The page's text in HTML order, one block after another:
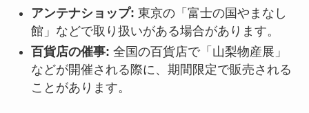
アンテナショップ: 東京の「富士の国やまなし
館」などで取り扱いがある場合があります。
百貨店の催事: 全国の百貨店で「山梨物産展」
などが開催される際に、期間限定で販売される
ことがあります。